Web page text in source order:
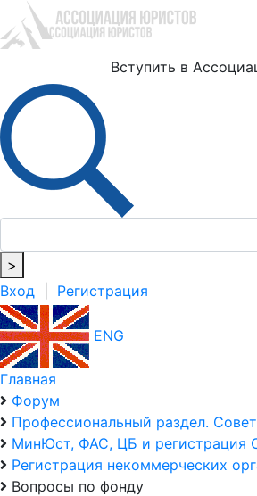
Вступить в
>
Вход
Регистрация
ENG
Главная
Форум
Профессиональный раздел.
МинЮст, ФАС, ЦБ и регистрация
Регистрация некоммерческих
Вопросы по фонду